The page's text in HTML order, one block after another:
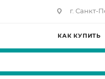
г. Санкт-
КАК КУПИТЬ